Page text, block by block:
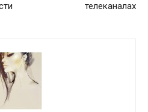
телеканалах